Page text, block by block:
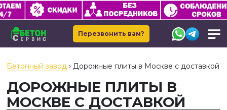
Перезвонить вам?
Бетонный завод › Дорожные плиты в Москве с доставкой
ДОРОЖНЫЕ ПЛИТЫ В
МОСКВЕ С ДОСТАВКОЙ